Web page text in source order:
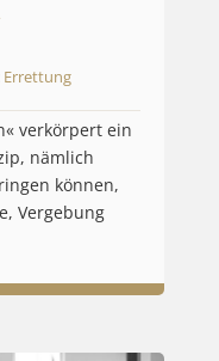
Errettung
verkörpert ein
nämlich
können,
Vergebung